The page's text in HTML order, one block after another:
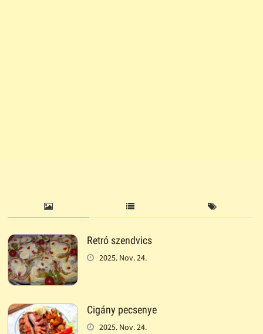
Retró szendvics
2025. Nov. 24.
Cigány pecsenye
2025. Nov. 24.